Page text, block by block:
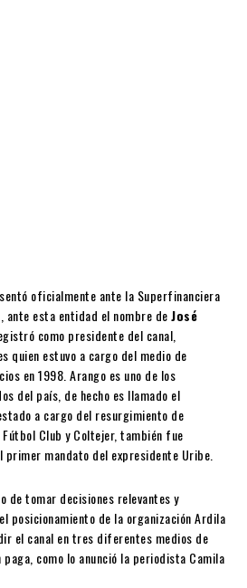
oficialmente ante la Superfinanciera
ante esta entidad el nombre deJosé
como presidente del canal,
quien estuvo a cargo del medio de
en 1998. Arango es uno de los
del país, de hecho es llamado el
a cargo del resurgimiento de
Club y Coltejer, también fue
primer mandato del expresidente Uribe.
de tomar decisiones relevantes y
posicionamiento de la organización Ardila
el canal en tres diferentes medios de
como lo anunció la periodista Camila